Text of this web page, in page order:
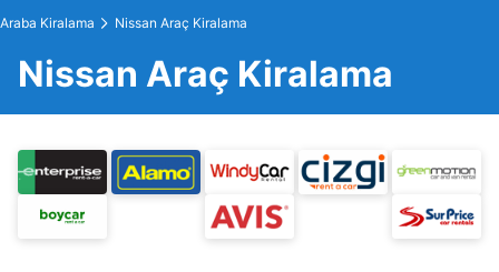
Araba Kiralama Nissan Araç Kiralama
Nissan Araç Kiralama